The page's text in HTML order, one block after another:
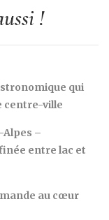
!
qui
centre-ville
Alpes –
entre lac et
au cœur